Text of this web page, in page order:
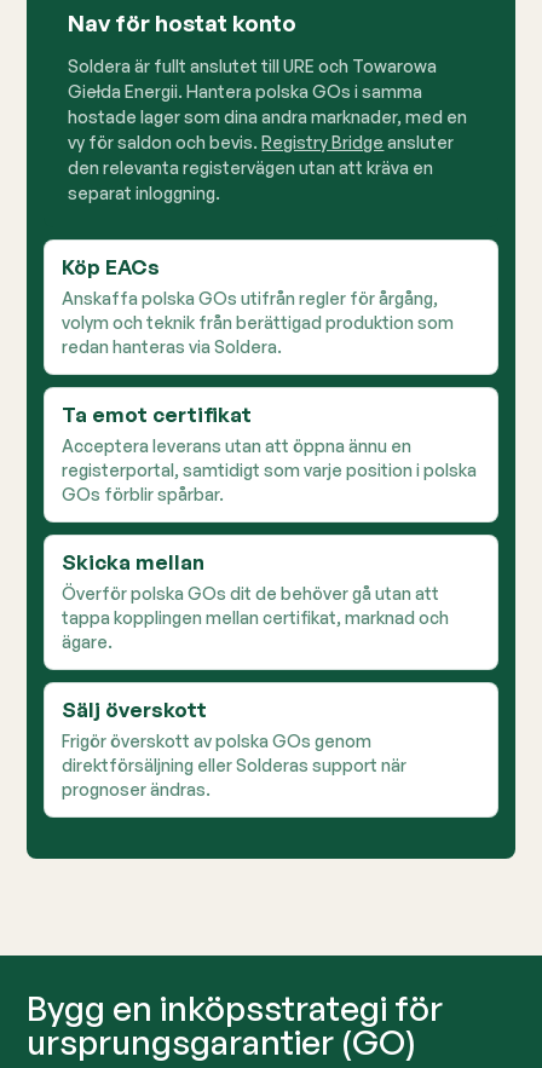
Köp EACs
Anskaffa polska GOs utifrån regler för årgång,
volym och teknik från berättigad produktion som
redan hanteras via Soldera.
Ta emot certifikat
Acceptera leverans utan att öppna ännu en
registerportal, samtidigt som varje position i polska
GOs förblir spårbar.
Nav för hostat konto
Soldera är fullt anslutet till URE och Towarowa
Giełda Energii. Hantera polska GOs i samma
hostade lager som dina andra marknader, med en
vy för saldon och bevis.Registry Bridge ansluter
den relevanta registervägen utan att kräva en
separat inloggning.
Skicka mellan
Överför polska GOs dit de behöver gå utan att
tappa kopplingen mellan certifikat, marknad och
ägare.
Sälj överskott
Frigör överskott av polska GOs genom
direktförsäljning eller Solderas support när
prognoser ändras.
Bygg en inköpsstrategi för
ursprungsgarantier (GO)